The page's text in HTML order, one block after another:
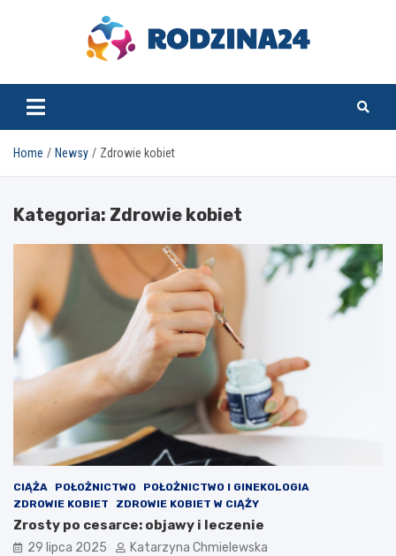
rodzina24.pl
Home Newsy Zdrowie kobiet
Kategoria: Zdrowie kobiet
CIĄŻA POŁOŻNICTWO
POŁOŻNICTWO I GINEKOLOGIA
ZDROWIE KOBIET
ZDROWIE KOBIET W CIĄŻY
Zrosty po cesarce: objawy i leczenie
29 lipca 2025 Katarzyna Chmielewska